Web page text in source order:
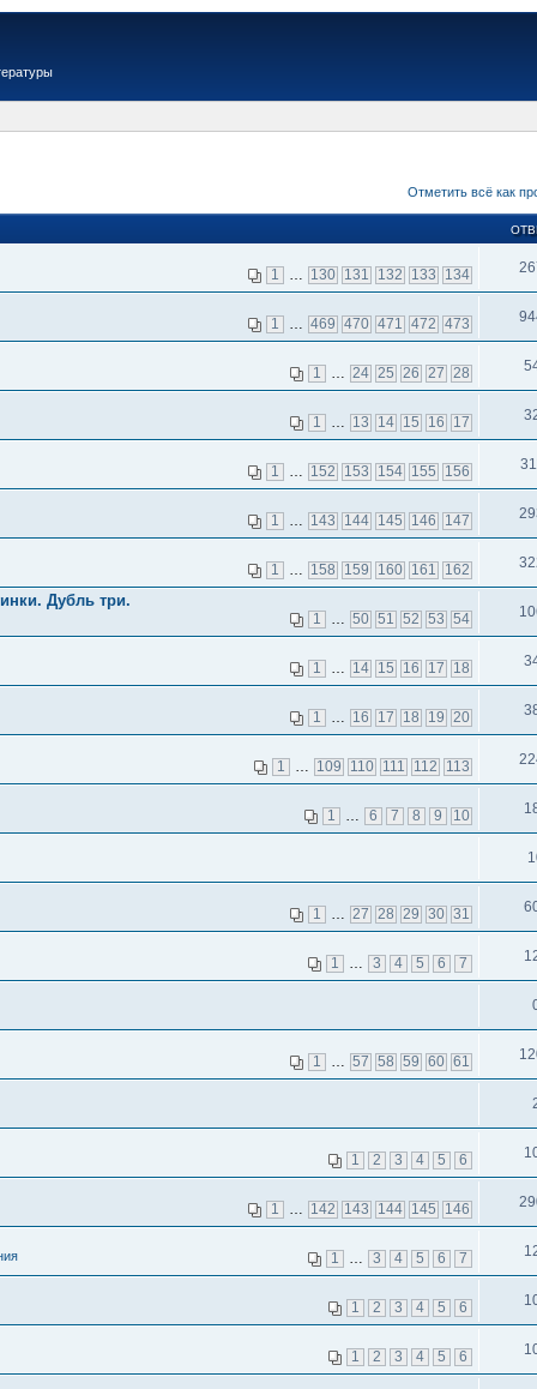
Отметить всё как
1 … 130 131 132 133 134
1 … 469 470 471 472 473
1 … 24 25 26 27 28
1 … 13 14 15 16 17
1 … 152 153 154 155 156
1 … 143 144 145 146 147
1 … 158 159 160 161 162
Дубль три.
1 … 50 51 52 53 54
1 … 14 15 16 17 18
1 … 16 17 18 19 20
1 … 109 110 111 112 113
1 … 6 7 8 9 10
1 … 27 28 29 30 31
1 … 3 4 5 6 7
1 … 57 58 59 60 61
1 2 3 4 5 6
1 … 142 143 144 145 146
1 … 3 4 5 6 7
1 2 3 4 5 6
1 2 3 4 5 6